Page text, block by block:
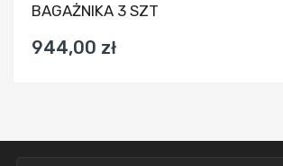
BAGAŻNIKA 3 SZT
944,00 zł